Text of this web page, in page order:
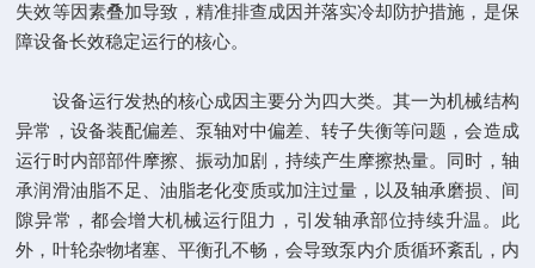
失效等因素叠加导致，精准排查成因并落实冷却防护措施，是保
障设备长效稳定运行的核心。
设备运行发热的核心成因主要分为四大类。其一为机械结构
异常，设备装配偏差、泵轴对中偏差、转子失衡等问题，会造成
运行时内部部件摩擦、振动加剧，持续产生摩擦热量。同时，轴
承润滑油脂不足、油脂老化变质或加注过量，以及轴承磨损、间
隙异常，都会增大机械运行阻力，引发轴承部位持续升温。此
外，叶轮杂物堵塞、平衡孔不畅，会导致泵内介质循环紊乱，内